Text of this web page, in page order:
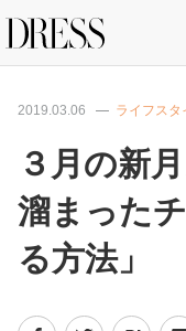
特集記事
DRESS部活
2019.03.06 ライフスタ
３月の新
溜まった
る方法」